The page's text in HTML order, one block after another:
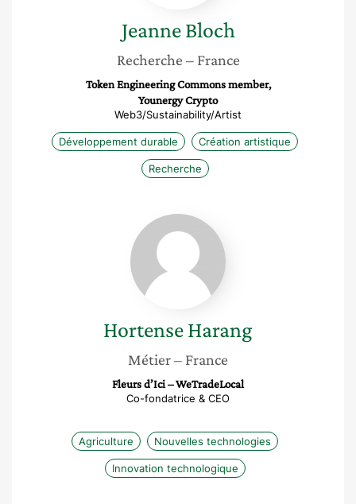
Jeanne Bloch
Recherche – France
Token Engineering Commons member,
Younergy Crypto
Web3/Sustainability/Artist
Développement durable Création artistique
Recherche
Hortense
Harang
HortenseHarang
Métier– France
Fleurs d’Ici – WeTradeLocal
Co-fondatrice & CEO
Agriculture Nouvelles technologies
Innovation technologique